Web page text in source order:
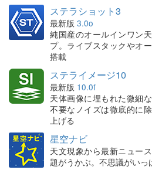
ステラショット3
最新版 3.0o
純国産のオールインワン
プ。ライブスタックやオ
搭載
ステライメージ10
最新版 10.0f
天体画像に埋もれた微細
不要なノイズは徹底的に
上げる
星空ナビ
天文現象から最新ニュー
題がうかぶ。不思議がいっ